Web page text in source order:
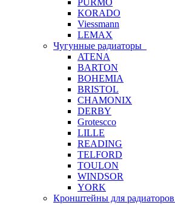
PURMO
KORADO
Viessmann
LEMAX
Чугунные радиаторы
ATENA
BARTON
BOHEMIA
BRISTOL
CHAMONIX
DERBY
Grotescco
LILLE
READING
TELFORD
TOULON
WINDSOR
YORK
Кронштейны для радиаторов